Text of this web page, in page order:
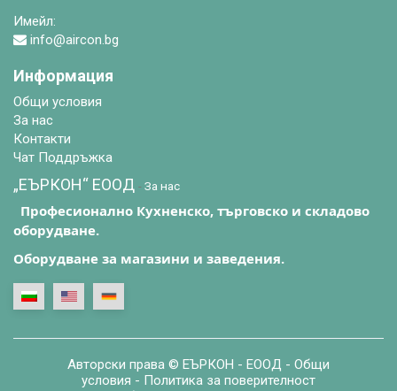
Имейл:
info@aircon.bg
Информация
Общи условия
За нас
Контакти
Чат Поддръжка
„ЕЪРКОН“ EООД - За нас
Професионално Кухненско, търговско и складово
оборудване.
Оборудване за магазини и заведения.
Авторски права © ЕЪРКОН - ЕООД - Общи
условия - Политика за поверителност